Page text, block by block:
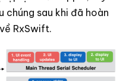
chúng sau khi đã hoàn
RxSwift.